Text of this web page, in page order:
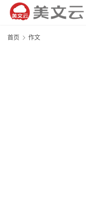
首页 作文